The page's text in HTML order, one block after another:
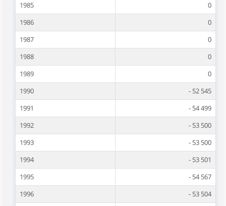
1985
0
1986
0
1987
0
1988
0
1989
0
1990
- 52 545
1991
- 54 499
1992
- 53 500
1993
- 53 500
1994
- 53 501
1995
- 54 567
1996
- 53 504